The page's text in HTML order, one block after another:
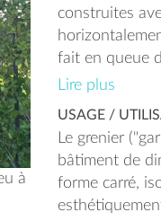
à
construites
fait en queue
taille et est
« le passage
grain ». Le
Lire plus
USAGE /
Le grenier
bâtiment de
forme carré,